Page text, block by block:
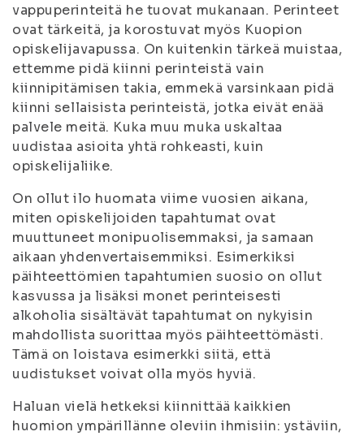
vappuperinteitä he tuovat mukanaan. Perinteet
ovat tärkeitä, ja korostuvat myös Kuopion
opiskelijavapussa. On kuitenkin tärkeä muistaa,
ettemme pidä kiinni perinteistä vain
kiinnipitämisen takia, emmekä varsinkaan pidä
kiinni sellaisista perinteistä, jotka eivät enää
palvele meitä. Kuka muu muka uskaltaa
uudistaa asioita yhtä rohkeasti, kuin
opiskelijaliike.
On ollut ilo huomata viime vuosien aikana,
miten opiskelijoiden tapahtumat ovat
muuttuneet monipuolisemmaksi, ja samaan
aikaan yhdenvertaisemmiksi. Esimerkiksi
päihteettömien tapahtumien suosio on ollut
kasvussa ja lisäksi monet perinteisesti
alkoholia sisältävät tapahtumat on nykyisin
mahdollista suorittaa myös päihteettömästi.
Tämä on loistava esimerkki siitä, että
uudistukset voivat olla myös hyviä.
Haluan vielä hetkeksi kiinnittää kaikkien
huomion ympärillänne oleviin ihmisiin: ystäviin,